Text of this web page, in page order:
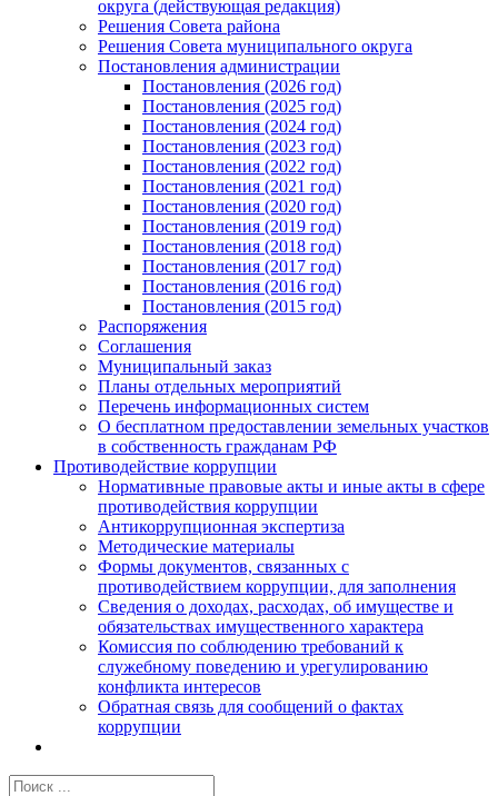
округа (действующая редакция)
Решения Совета района
Решения Совета муниципального округа
Постановления администрации
Постановления (2026 год)
Постановления (2025 год)
Постановления (2024 год)
Постановления (2023 год)
Постановления (2022 год)
Постановления (2021 год)
Постановления (2020 год)
Постановления (2019 год)
Постановления (2018 год)
Постановления (2017 год)
Постановления (2016 год)
Постановления (2015 год)
Распоряжения
Соглашения
Муниципальный заказ
Планы отдельных мероприятий
Перечень информационных систем
О бесплатном предоставлении земельных участков
в собственность гражданам РФ
Противодействие коррупции
Нормативные правовые акты и иные акты в сфере
противодействия коррупции
Антикоррупционная экспертиза
Методические материалы
Формы документов, связанных с
противодействием коррупции, для заполнения
Сведения о доходах, расходах, об имуществе и
обязательствах имущественного характера
Комиссия по соблюдению требований к
служебному поведению и урегулированию
конфликта интересов
Обратная связь для сообщений о фактах
коррупции
Результат